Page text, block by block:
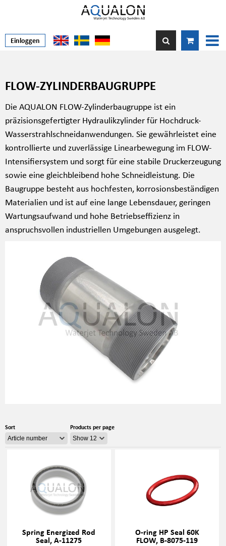
Einloggen
FLOW-ZYLINDERBAUGRUPPE
Die AQUALON FLOW-Zylinderbaugruppe ist ein
präzisionsgefertigter Hydraulikzylinder für Hochdruck-
Wasserstrahlschneidanwendungen. Sie gewährleistet eine
kontrollierte und zuverlässige Linearbewegung im FLOW-
Intensifiersystem und sorgt für eine stabile Druckerzeugung
sowie eine gleichbleibend hohe Schneidleistung. Die
Baugruppe besteht aus hochfesten, korrosionsbeständigen
Materialien und ist auf eine lange Lebensdauer, geringen
Wartungsaufwand und hohe Betriebseffizienz in
anspruchsvollen industriellen Umgebungen ausgelegt.
Sort Products per page
Spring Energized Rod
Seal, A-11275
O-ring HP Seal 60K
FLOW, B-8075-119